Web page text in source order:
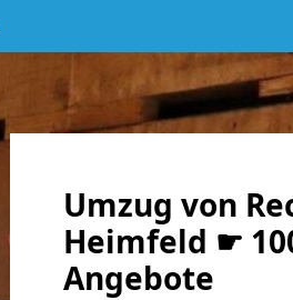
Umzug von
Heimfeld ☛
Angebote